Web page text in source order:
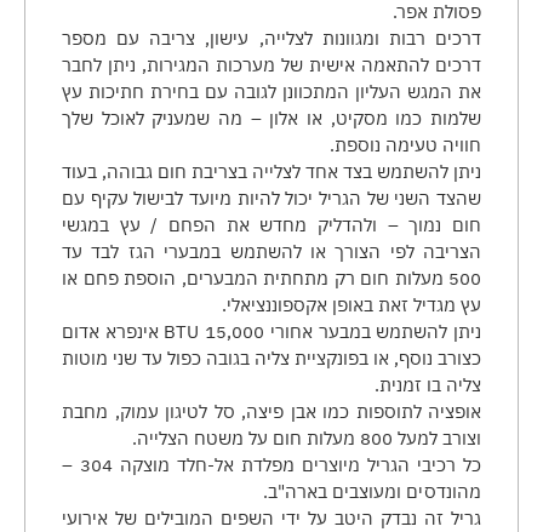
פסולת אפר.
דרכים רבות ומגוונות לצלייה, עישון, צריבה עם מספר
דרכים להתאמה אישית של מערכות המגירות, ניתן לחבר
את המגש העליון המתכוונן לגובה עם בחירת חתיכות עץ
שלמות כמו מסקיט, או אלון – מה שמעניק לאוכל שלך
חוויה טעימה נוספת.
ניתן להשתמש בצד אחד לצלייה בצריבת חום גבוהה, בעוד
שהצד השני של הגריל יכול להיות מיועד לבישול עקיף עם
חום נמוך – ולהדליק מחדש את הפחם / עץ במגשי
הצריבה לפי הצורך או להשתמש במבערי הגז לבד עד
500 מעלות חום רק מתחתית המבערים, הוספת פחם או
עץ מגדיל זאת באופן אקספוננציאלי.
ניתן להשתמש במבער אחורי 15,000 BTU אינפרא אדום
כצורב נוסף, או בפונקציית צליה בגובה כפול עד שני מוטות
צליה בו זמנית.
אופציה לתוספות כמו אבן פיצה, סל לטיגון עמוק, מחבת
וצורב למעל 800 מעלות חום על משטח הצלייה.
כל רכיבי הגריל מיוצרים מפלדת אל-חלד מוצקה 304 –
מהונדסים ומעוצבים בארה"ב.
גריל זה נבדק היטב על ידי השפים המובילים של אירועי